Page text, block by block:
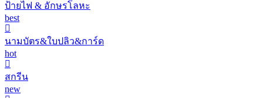
ป้ายไฟ & อักษรโลหะ
best
นามบัตร&ใบปลิว&การ์ด
hot
สกรีน
new